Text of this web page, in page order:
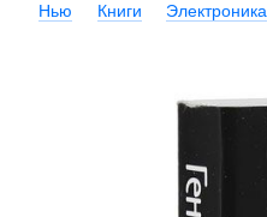
Нью Книги Электроника